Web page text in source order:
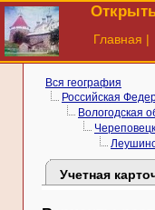
Главная |
Вся география
Российская
Вологодская
Учетная